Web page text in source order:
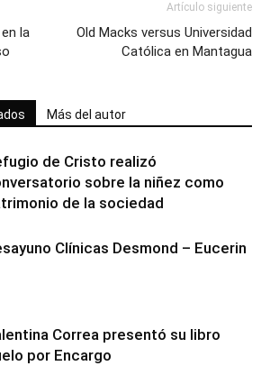
la
Artículo siguiente
Old Macks versus Universidad
Católica en Mantagua
Más del autor
de Cristo realizó
sobre la niñez como
de la sociedad
Clínicas Desmond – Eucerin
Correa presentó su libro
por Encargo